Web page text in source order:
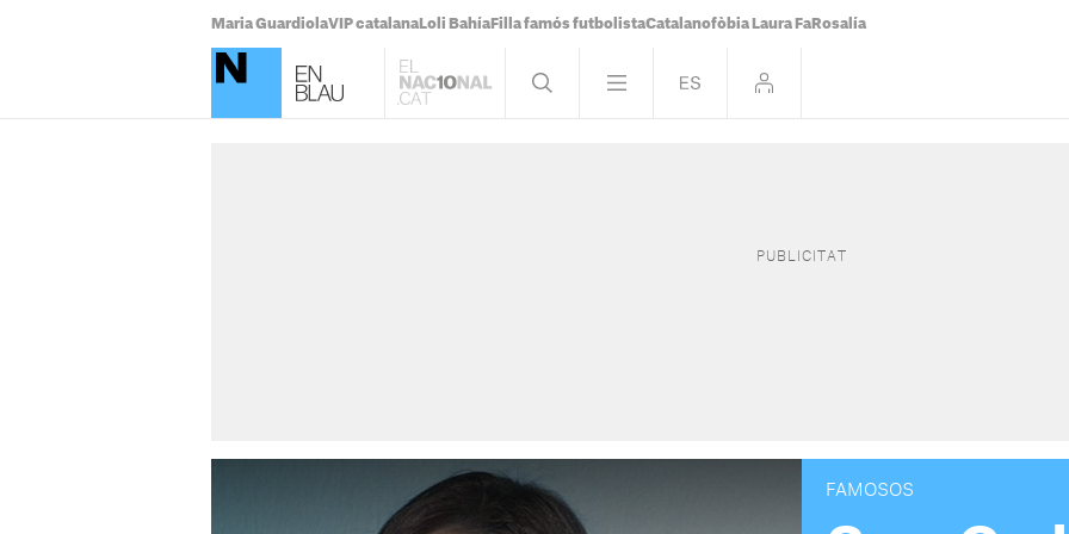
Maria GuardiolaVIP catalana Loli Bahía Filla famós futbolistaCatalanofòbia Laura Fa Rosalía
FAMOSOS